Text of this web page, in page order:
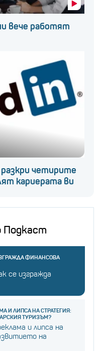
вече работят
четирите
кариерата ви
Подкаст
ФИНАНСОВА
се изгражда
И ЛИПСА НА СТРАТЕГИЯ:
ТУРИЗЪМ?
и липса на
на